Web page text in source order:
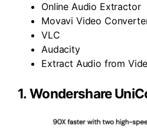
Online Audio Extractor
Movavi Video
VLC
Audacity
Extract Audio from
1.Wondershare